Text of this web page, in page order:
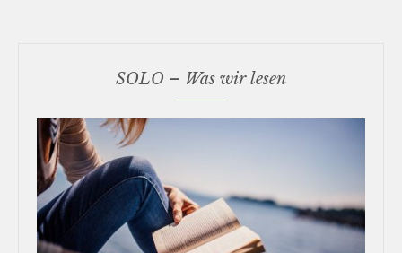
SOLO – Was wir lesen